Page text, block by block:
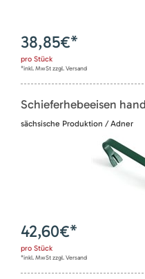
38,85€*
pro Stück
*inkl. MwSt zzgl. Versand
Schieferhebeeisen
sächsische Produktion / Adner
42,60€*
pro Stück
*inkl. MwSt zzgl. Versand